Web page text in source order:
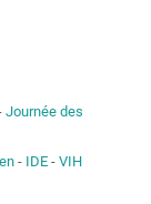
Journée des
- IDE - VIH